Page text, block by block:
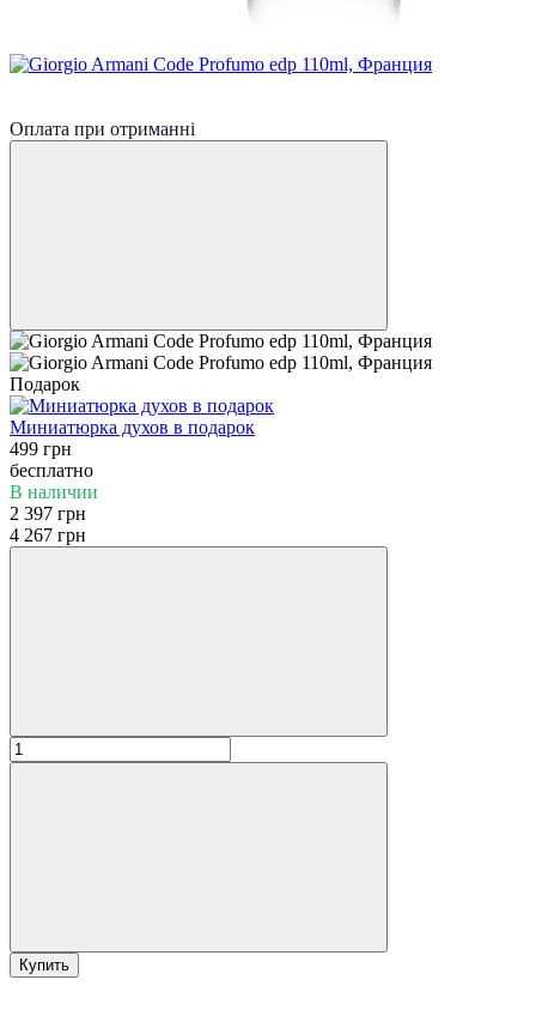
Оплата при отриманні
Подарок
Миниатюрка духов в подарок
499 грн
бесплатно
В наличии
2 397 грн
4 267 грн
Купить